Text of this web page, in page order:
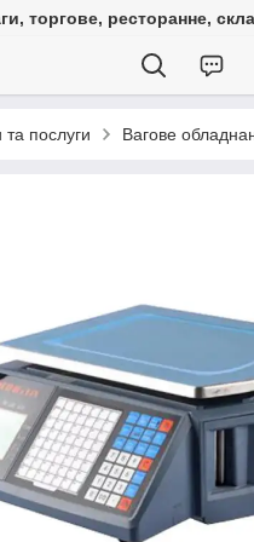
торгове, ресторанне,
послуги Вагове